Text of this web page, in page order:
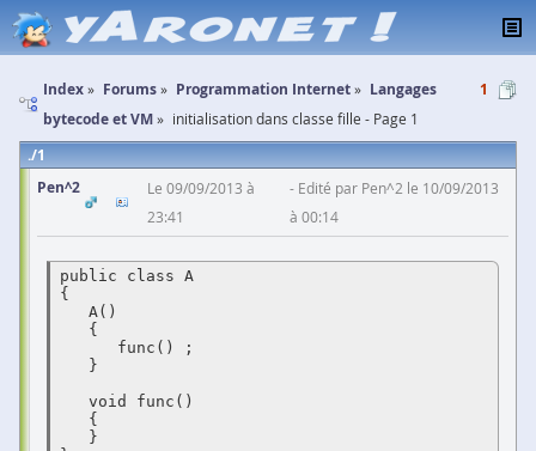
Index Forums Programmation Internet
Langages
bytecode et VM
initialisation dans classe fille - Page 1
1
1
Pen^2
Le 09/09/2013 à
23:41
Edité par Pen^2 le 10/09/2013
à 00:14
public class A
{